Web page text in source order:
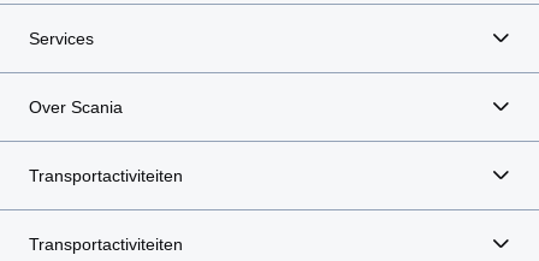
Services
Over Scania
Transportactiviteiten
Transportactiviteiten